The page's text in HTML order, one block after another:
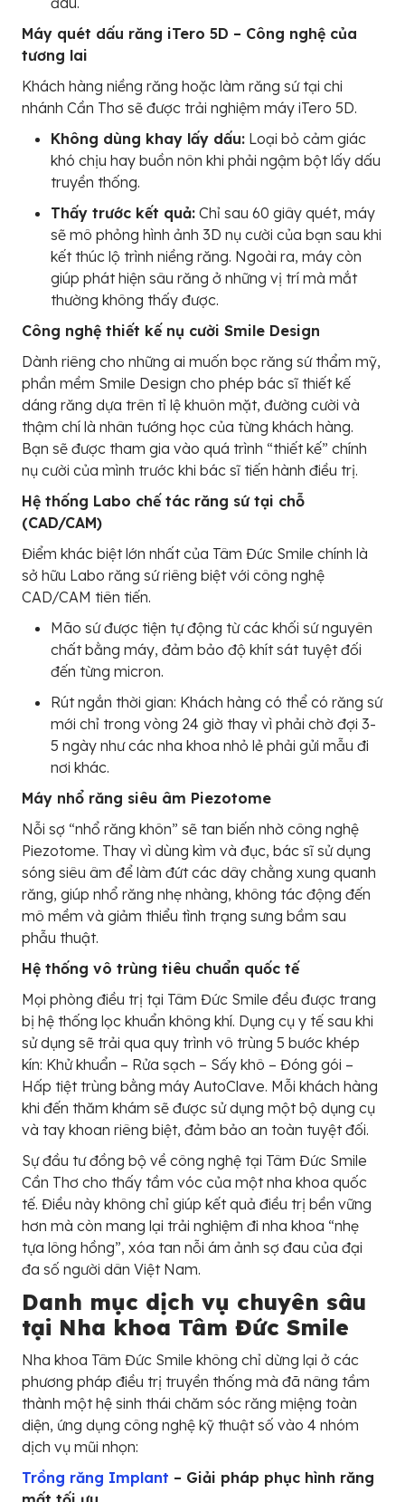
Máy quét dấu răng iTero 5D – Công nghệ của
tương lai
Khách hàng niềng răng hoặc làm răng sứ tại chi
nhánh Cần Thơ sẽ được trải nghiệm máy iTero 5D.
Không dùng khay lấy dấu: Loại bỏ cảm giác
khó chịu hay buồn nôn khi phải ngậm bột lấy dấu
truyền thống.
Thấy trước kết quả: Chỉ sau 60 giây quét, máy
sẽ mô phỏng hình ảnh 3D nụ cười của bạn sau khi
kết thúc lộ trình niềng răng. Ngoài ra, máy còn
giúp phát hiện sâu răng ở những vị trí mà mắt
thường không thấy được.
Công nghệ thiết kế nụ cười Smile Design
Dành riêng cho những ai muốn bọc răng sứ thẩm mỹ,
phần mềm Smile Design cho phép bác sĩ thiết kế
dáng răng dựa trên tỉ lệ khuôn mặt, đường cười và
thậm chí là nhân tướng học của từng khách hàng.
Bạn sẽ được tham gia vào quá trình “thiết kế” chính
nụ cười của mình trước khi bác sĩ tiến hành điều trị.
Hệ thống Labo chế tác răng sứ tại chỗ
(CAD/CAM)
Điểm khác biệt lớn nhất của Tâm Đức Smile chính là
sở hữu Labo răng sứ riêng biệt với công nghệ
CAD/CAM tiên tiến.
Mão sứ được tiện tự động từ các khối sứ nguyên
chất bằng máy, đảm bảo độ khít sát tuyệt đối
đến từng micron.
Rút ngắn thời gian: Khách hàng có thể có răng sứ
mới chỉ trong vòng 24 giờ thay vì phải chờ đợi 3-
5 ngày như các nha khoa nhỏ lẻ phải gửi mẫu đi
nơi khác.
Máy nhổ răng siêu âm Piezotome
Nỗi sợ “nhổ răng khôn” sẽ tan biến nhờ công nghệ
Piezotome. Thay vì dùng kìm và đục, bác sĩ sử dụng
sóng siêu âm để làm đứt các dây chằng xung quanh
răng, giúp nhổ răng nhẹ nhàng, không tác động đến
mô mềm và giảm thiểu tình trạng sưng bầm sau
phẫu thuật.
Hệ thống vô trùng tiêu chuẩn quốc tế
Mọi phòng điều trị tại Tâm Đức Smile đều được trang
bị hệ thống lọc khuẩn không khí. Dụng cụ y tế sau khi
sử dụng sẽ trải qua quy trình vô trùng 5 bước khép
kín: Khử khuẩn – Rửa sạch – Sấy khô – Đóng gói –
Hấp tiệt trùng bằng máy AutoClave. Mỗi khách hàng
khi đến thăm khám sẽ được sử dụng một bộ dụng cụ
và tay khoan riêng biệt, đảm bảo an toàn tuyệt đối.
Sự đầu tư đồng bộ về công nghệ tại Tâm Đức Smile
Cần Thơ cho thấy tầm vóc của một nha khoa quốc
tế. Điều này không chỉ giúp kết quả điều trị bền vững
hơn mà còn mang lại trải nghiệm đi nha khoa “nhẹ
tựa lông hồng”, xóa tan nỗi ám ảnh sợ đau của đại
đa số người dân Việt Nam.
Danh mục dịch vụ chuyên sâu
tại Nha khoa Tâm Đức Smile
Nha khoa Tâm Đức Smile không chỉ dừng lại ở các
phương pháp điều trị truyền thống mà đã nâng tầm
thành một hệ sinh thái chăm sóc răng miệng toàn
diện, ứng dụng công nghệ kỹ thuật số vào 4 nhóm
dịch vụ mũi nhọn:
Trồng răng Implant – Giải pháp phục hình răng